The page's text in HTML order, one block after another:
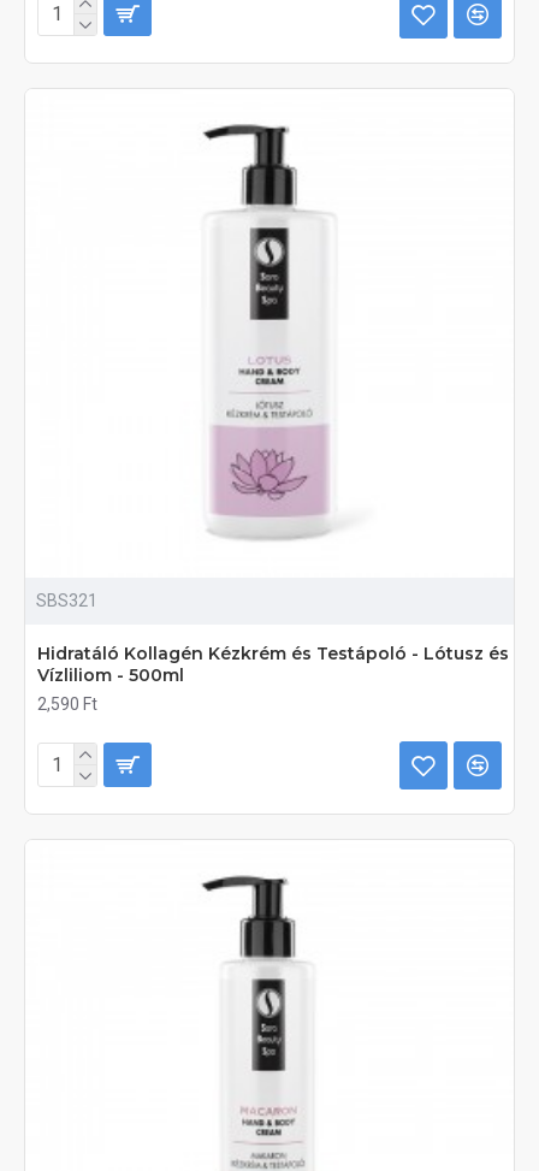
SBS321
Hidratáló Kollagén Kézkrém és Testápoló - Lótusz és
Vízliliom - 500ml
2,590 Ft